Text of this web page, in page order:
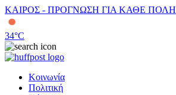
ΚΑΙΡΟΣ - ΠΡΟΓΝΩΣΗ ΓΙΑ ΚΑΘΕ ΠΟΛΗ
34°C
Κοινωνία
Πολιτική